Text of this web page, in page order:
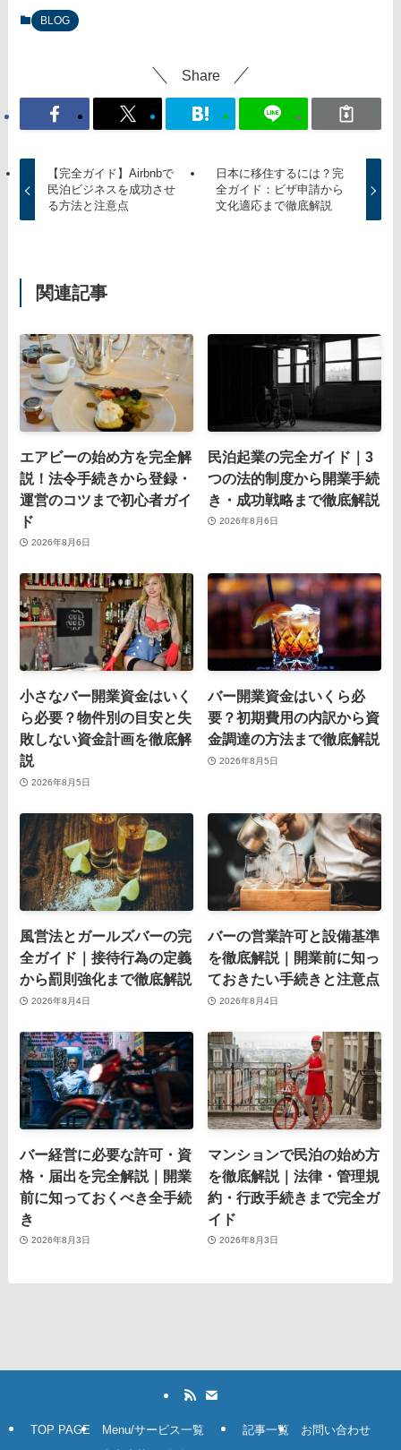
BLOG
Share
【完全ガイド】Airbnbで
民泊ビジネスを成功させ
る方法と注意点
日本に移住するには？完
全ガイド：ビザ申請から
文化適応まで徹底解説
関連記事
エアビーの始め方を完全解
説！法令手続きから登録・
運営のコツまで初心者ガイ
ド
2026年8月6日
民泊起業の完全ガイド｜3
つの法的制度から開業手続
き・成功戦略まで徹底解説
2026年8月6日
小さなバー開業資金はいく
ら必要？物件別の目安と失
敗しない資金計画を徹底解
説
2026年8月5日
バー開業資金はいくら必
要？初期費用の内訳から資
金調達の方法まで徹底解説
2026年8月5日
風営法とガールズバーの完
全ガイド｜接待行為の定義
から罰則強化まで徹底解説
2026年8月4日
バーの営業許可と設備基準
を徹底解説｜開業前に知っ
ておきたい手続きと注意点
2026年8月4日
バー経営に必要な許可・資
格・届出を完全解説｜開業
前に知っておくべき全手続
き
2026年8月3日
マンションで民泊の始め方
を徹底解説｜法律・管理規
約・行政手続きまで完全ガ
イド
2026年8月3日
TOP PAGE
Menu/サービス一覧
記事一覧 お問い合わせ